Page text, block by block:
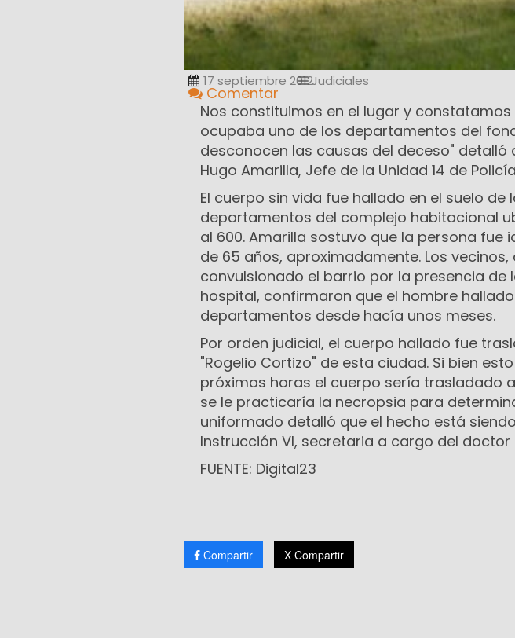
17 septiembre 2012Judiciales
Comentar
Nos constituimos en el lugar y
ocupaba uno de los departamentos del
desconocen las causas del deceso" detalló
Hugo Amarilla, Jefe de la Unidad 14 de
El cuerpo sin vida fue hallado en el suelo de
departamentos del complejo habitacional
al 600. Amarilla sostuvo que la persona
de 65 años, aproximadamente. Los
convulsionado el barrio por la presencia de
hospital, confirmaron que el hombre
departamentos desde hacía unos meses.
Por orden judicial, el cuerpo hallado fue
"Rogelio Cortizo" de esta ciudad. Si bien
próximas horas el cuerpo sería trasladado
se le practicaría la necropsia para
uniformado detalló que el hecho está
Instrucción VI, secretaria a cargo del
FUENTE: Digital23
Compartir X Compartir